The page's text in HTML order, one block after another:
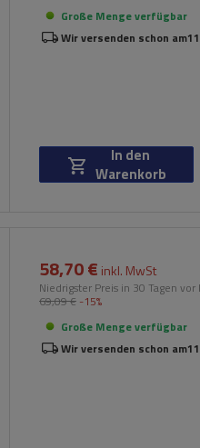
Große Menge verfügbar
Wir versenden schon am
In den
Warenkorb
58,70 € inkl. MwSt
Niedrigster Preis in 30 Tagen vor
69,09 € -15%
Große Menge verfügbar
Wir versenden schon am